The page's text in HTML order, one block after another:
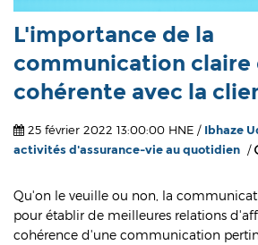
L'importance de la
communication claire
cohérente avec la
25 février 2022 13:00:00 HNE / Ibhaze
activités d'assurance-vie au quotidien /
Qu'on le veuille ou non, la
pour établir de meilleures relations
cohérence d'une communication